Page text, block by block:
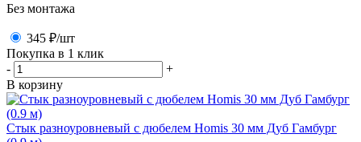
Без монтажа
345 ₽/шт
Покупка в 1 клик
-
+
В корзину
Стык разноуровневый с дюбелем Homis 30 мм Дуб Гамбург